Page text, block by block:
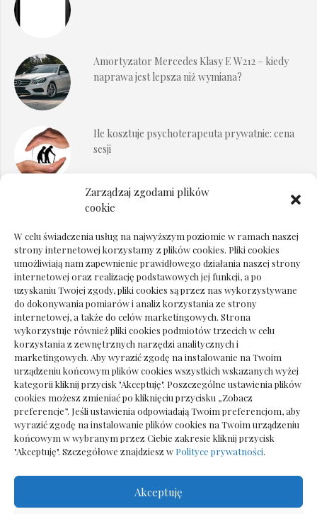
Zarządzaj zgodami plików
cookie
W celu świadczenia usług na najwyższym poziomie w ramach naszej
strony internetowej korzystamy z plików cookies. Pliki cookies
umożliwiają nam zapewnienie prawidłowego działania naszej strony
internetowej oraz realizację podstawowych jej funkcji, a po
uzyskaniu Twojej zgody, pliki cookies są przez nas wykorzystywane
do dokonywania pomiarów i analiz korzystania ze strony
internetowej, a także do celów marketingowych. Strona
wykorzystuje również pliki cookies podmiotów trzecich w celu
korzystania z zewnętrznych narzędzi analitycznych i
marketingowych. Aby wyrazić zgodę na instalowanie na Twoim
urządzeniu końcowym plików cookies wszystkich wskazanych wyżej
kategorii kliknij przycisk "Akceptuję". Poszczególne ustawienia plików
cookies możesz zmieniać po kliknięciu przycisku „Zobacz
preferencje”. Jeśli ustawienia odpowiadają Twoim preferencjom, aby
wyrazić zgodę na instalowanie plików cookies na Twoim urządzeniu
końcowym w wybranym przez Ciebie zakresie kliknij przycisk
"Akceptuję". Szczegółowe znajdziesz w Polityce prywatności.
Akceptuję
Amortyzator Mercedes Klasy E W212 – kiedy
naprawa jest lepsza niż wymiana?
Ile kosztuje psychoterapeuta prywatnie: cena
sesji
Dokumenty do odbioru przy zmianie biura
Deska podłogowa do salonu: jak wybrać bez
pośpiechu